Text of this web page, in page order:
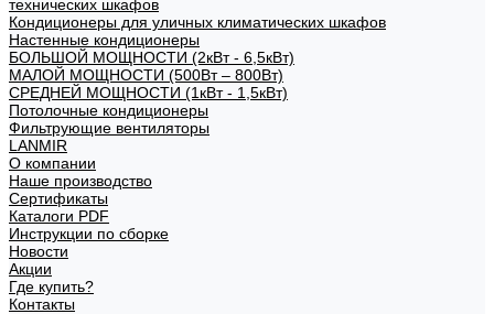
технических шкафов
Кондиционеры для уличных климатических шкафов
Настенные кондиционеры
БОЛЬШОЙ МОЩНОСТИ (2кВт - 6,5кВт)
МАЛОЙ МОЩНОСТИ (500Вт – 800Вт)
СРЕДНЕЙ МОЩНОСТИ (1кВт - 1,5кВт)
Потолочные кондиционеры
Фильтрующие вентиляторы
LANMIR
О компании
Наше производство
Сертификаты
Каталоги PDF
Инструкции по сборке
Новости
Акции
Где купить?
Контакты